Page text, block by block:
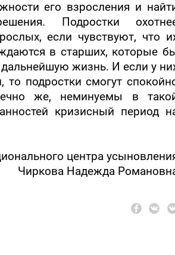
его взросления и
Подростки
если чувствуют, что
в старших, которые
жизнь. И если у
подростки смогут
же, неминуемы в
кризисный период
центра
Чиркова Надежда